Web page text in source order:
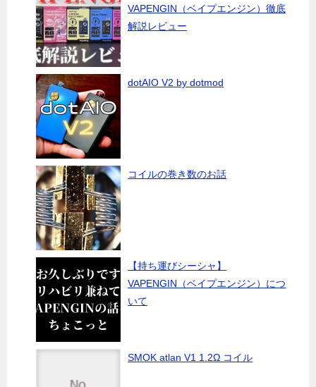
VAPENGIN（ベイプエンジン）徹底
解説レビュー
dotAIO V2 by dotmod
コイルの巻き数のお話
【持ち運びシーシャ】
VAPENGIN（ベイプエンジン）につ
いて
SMOK atlan V1 1.2Ω コイル